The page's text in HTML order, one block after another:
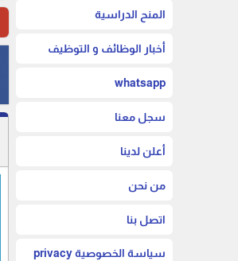
المنح الدراسية
أخبار الوظائف و التوظيف
whatsapp
سجل معنا
أعلن لدينا
من نحن
اتصل بنا
سياسة الخصوصية privacy